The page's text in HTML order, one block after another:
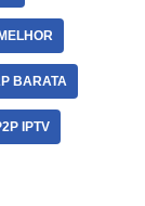
BARATA
IPTV